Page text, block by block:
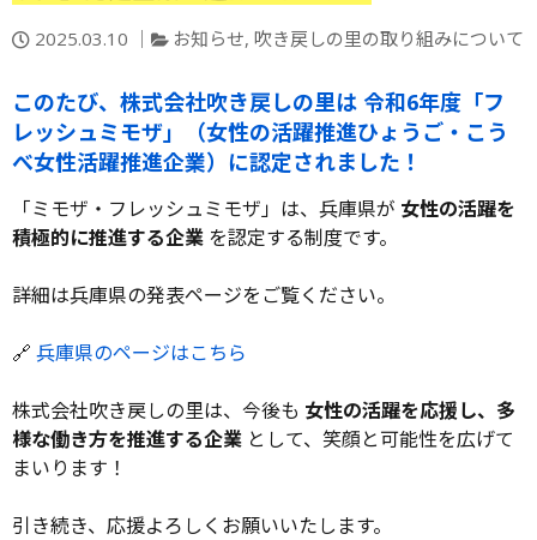
投
日：
2025.03.10
カ
ゴ
リ
お知らせ, 吹き戻しの里の取り組みについて
このたび、株式会社吹き戻しの里は 令和6年度「フ
レッシュミモザ」（女性の活躍推進ひょうご・こう
べ女性活躍推進企業）に認定されました！
「ミモザ・フレッシュミモザ」は、兵庫県が 女性の活躍を
積極的に推進する企業 を認定する制度です。
詳細は兵庫県の発表ページをご覧ください。
🔗 兵庫県のページはこちら
株式会社吹き戻しの里は、今後も 女性の活躍を応援し、多
様な働き方を推進する企業 として、笑顔と可能性を広げて
まいります！
引き続き、応援よろしくお願いいたします。